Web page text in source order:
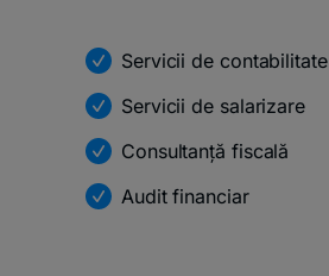
Servicii de contabilitate
Servicii de salarizare
Consultanță fiscală
Audit financiar